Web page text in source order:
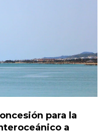
para la
a